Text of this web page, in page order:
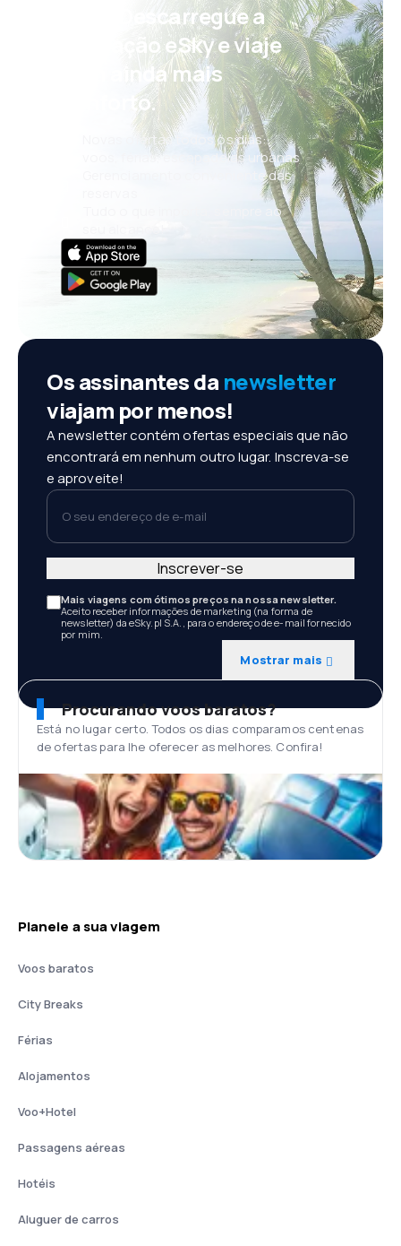
Psst! Descarregue a
aplicação eSky e viaje
com ainda mais
conforto.
Novas ofertas todos os dias:
voos, férias, escapadelas urbanas
Gerenciamento conveniente das
Tudo o que importa, sempre ao
Os assinantes da newsletter
viajam por menos!
A newsletter contém ofertas especiais que não
encontrará em nenhum outro lugar. Inscreva-se
e aproveite!
O seu endereço de e-mail
Mais viagens com ótimos preços na nossa newsletter.
Aceito receber informações de marketing (na forma de
newsletter) da eSky.pl S.A., para o endereço de e-mail fornecido
por mim.
Mostrar mais
Inscrever-se
Procurando voos baratos?
Está no lugar certo. Todos os dias comparamos centenas
de ofertas para lhe oferecer as melhores. Confira!
Planeie a sua viagem
Voos baratos
City Breaks
Férias
Alojamentos
Voo+Hotel
Passagens aéreas
Hotéis
Aluguer de carros